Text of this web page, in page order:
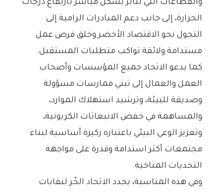
والقطاعات التي تتأثر بشكل مباشر بارتفاع درجات
الحرارة، إلى جانب دعم المبادرات الرامية إلى
التحول نحو الاقتصاد الأخضر وخلق فرص عمل
مستدامة ولائقة تواكب متطلبات المستقبل.
كما يدعو الاتحاد جميع المؤسسات وأصحاب
العمل والعمال إلى تبني ممارسات مسؤولة
وصديقة للبيئة، وترشيد استهلاك الموارد،
والمساهمة في خفض الانبعاثات الكربونية،
وتعزيز الوعي البيئي باعتباره ركيزة أساسية لبناء
مجتمعات أكثر استدامة وقدرة على مواجهة
التحديات المناخية.
وفي هذه المناسبة، يجدد الاتحاد الحُر لنقابات